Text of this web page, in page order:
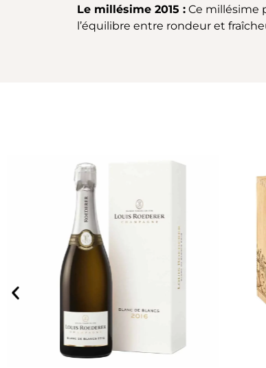
Le millésime 2015 : Ce millésime
l’équilibre entre rondeur et